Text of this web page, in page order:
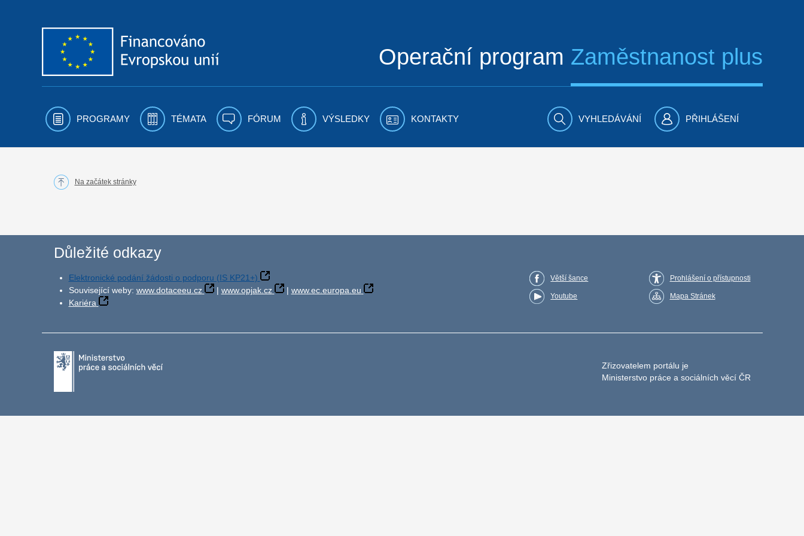
Operační program Zaměstnanost plus
PROGRAMY TÉMATA FÓRUM VÝSLEDKY KONTAKTY VYHLEDÁVÁNÍ PŘIHLÁŠENÍ
Na začátek stránky
Důležité odkazy
Elektronické podání žádosti o podporu (IS KP21+)
Související weby: www.dotaceeu.cz | www.opjak.cz | www.ec.europa.eu
Kariéra
Větší šance
Youtube
Prohlášení o přístupnosti
Mapa Stránek
Zřizovatelem portálu je
Ministerstvo práce a sociálních věcí ČR